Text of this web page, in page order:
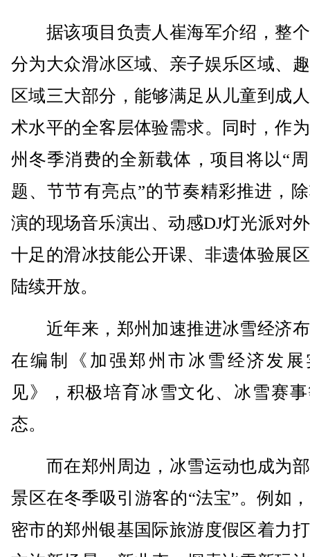
据该项目负责人崔海军介绍，整
分为大众滑冰区域、亲子娱乐区域、
区域三大部分，能够满足从儿童到成
术水平的全客层体验需求。同时，作
州冬季消费的全新载体，项目将以“
题、节节有亮点”的节奏精彩推进，
演的现场音乐演出、动感DJ灯光派对
十足的滑冰技能公开课、非遗体验展
陆续开放。
近年来，郑州加速推进冰雪经济
在编制《加强郑州市冰雪经济发展
见》，积极培育冰雪文化、冰雪赛
态。
而在郑州周边，冰雪运动也成为
景区在冬季吸引游客的“法宝”。例如
密市的郑州银基国际旅游度假区着力